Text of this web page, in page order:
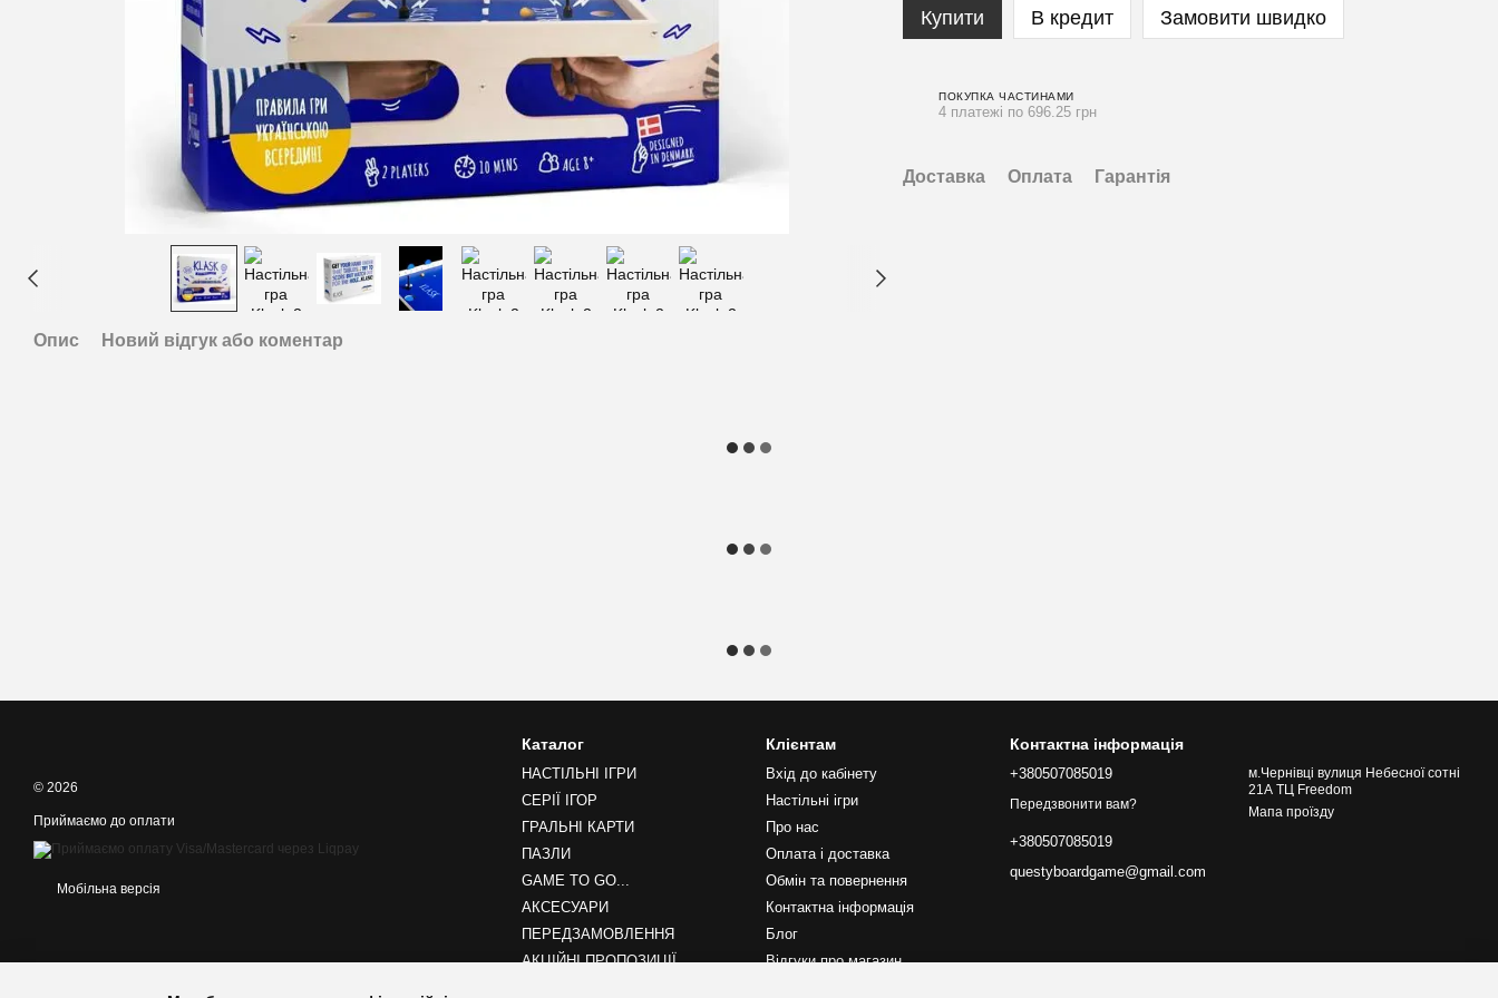
Купити В кредит Замовити швидко
ПОКУПКА ЧАСТИНАМИ
4 платежі по 696.25 грн
Доставка Оплата Гарантія
Опис Новий відгук або коментар
© 2026
Приймаємо до оплати
Мобільна версія
Каталог
НАСТІЛЬНІ ІГРИ
СЕРІЇ ІГОР
ГРАЛЬНІ КАРТИ
ПАЗЛИ
GAME TO GO...
АКСЕСУАРИ
ПЕРЕДЗАМОВЛЕННЯ
АКЦІЙНІ ПРОПОЗИЦІЇ
Клієнтам
Вхід до кабінету
Настільні ігри
Про нас
Оплата і доставка
Обмін та повернення
Контактна інформація
Блог
Відгуки про магазин
Контактна інформація
+380507085019
Передзвонити вам?
+380507085019
questyboardgame@gmail.com
м.Чернівці вулиця Небесної сотні
21А ТЦ Freedom
Мапа проїзду